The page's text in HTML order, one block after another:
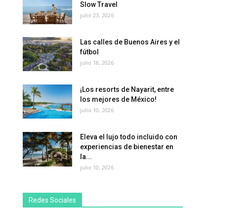
Slow Travel
julio 23, 2026
Las calles de Buenos Aires y el
fútbol
julio 18, 2026
¡Los resorts de Nayarit, entre
los mejores de México!
julio 10, 2026
Eleva el lujo todo incluido con
experiencias de bienestar en
la...
julio 10, 2026
Redes Sociales